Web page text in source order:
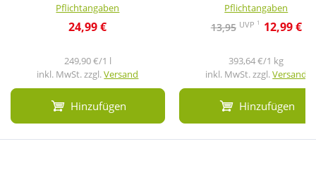
Pflichtangaben
24,99 €
249,90 €/1 l
inkl. MwSt. zzgl.Versand
Hinzufügen
Pflichtangaben
13,95 UVP 1 12,99 €
393,64 €/1 kg
inkl. MwSt. zzgl.Versand
Hinzufügen